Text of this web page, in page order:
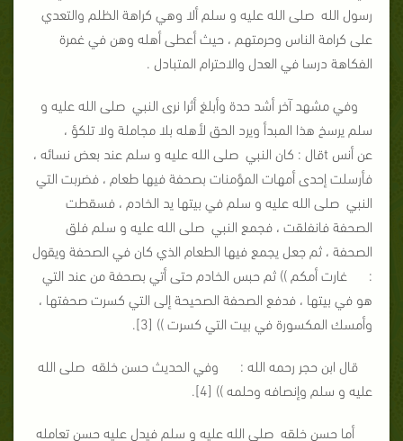
رسول الله صلى الله عليه و سلم ألا وهي كراهة الظلم والتعدي
على كرامة الناس وحرمتهم ، حيث أعطى أهله وهن في غمرة
الفكاهة درسا في العدل والاحترام المتبادل .
وفي مشهد آخر أشد حدة وأبلغ أثرا نرى النبي صلى الله عليه و
سلم يرسخ هذا المبدأ ويرد الحق لأهله بلا مجاملة ولا تلكؤ ،
عن أنس tقال : كان النبي صلى الله عليه و سلم عند بعض نسائه ،
فأرسلت إحدى أمهات المؤمنات بصحفة فيها طعام ، فضربت التي
النبي صلى الله عليه و سلم في بيتها يد الخادم ، فسقطت
الصحفة فانفلقت ، فجمع النبي صلى الله عليه و سلم فلق
الصحفة ، ثم جعل يجمع فيها الطعام الذي كان في الصحفة ويقول
: غارت أمكم )) ثم حبس الخادم حتى أتي بصحفة من عند التي
هو في بيتها ، فدفع الصحفة الصحيحة إلى التي كسرت صحفتها ،
وأمسك المكسورة في بيت التي كسرت )) [3].
قال ابن حجر رحمه الله : وفي الحديث حسن خلقه صلى الله
عليه و سلم وإنصافه وحلمه )) [4].
أما حسن خلقه صلى الله عليه و سلم فيدل عليه حسن تعامله